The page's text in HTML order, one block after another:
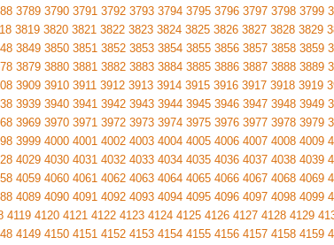
3789 3790 3791 3792 3793 3794 3795 3796 3797 3798 3799
3819 3820 3821 3822 3823 3824 3825 3826 3827 3828 3829
3849 3850 3851 3852 3853 3854 3855 3856 3857 3858 3859
3879 3880 3881 3882 3883 3884 3885 3886 3887 3888 3889
3909 3910 3911 3912 3913 3914 3915 3916 3917 3918 3919
3939 3940 3941 3942 3943 3944 3945 3946 3947 3948 3949
3969 3970 3971 3972 3973 3974 3975 3976 3977 3978 3979
3999 4000 4001 4002 4003 4004 4005 4006 4007 4008 4009
4029 4030 4031 4032 4033 4034 4035 4036 4037 4038 4039
4059 4060 4061 4062 4063 4064 4065 4066 4067 4068 4069
4089 4090 4091 4092 4093 4094 4095 4096 4097 4098 4099
4119 4120 4121 4122 4123 4124 4125 4126 4127 4128 4129
4149 4150 4151 4152 4153 4154 4155 4156 4157 4158 4159